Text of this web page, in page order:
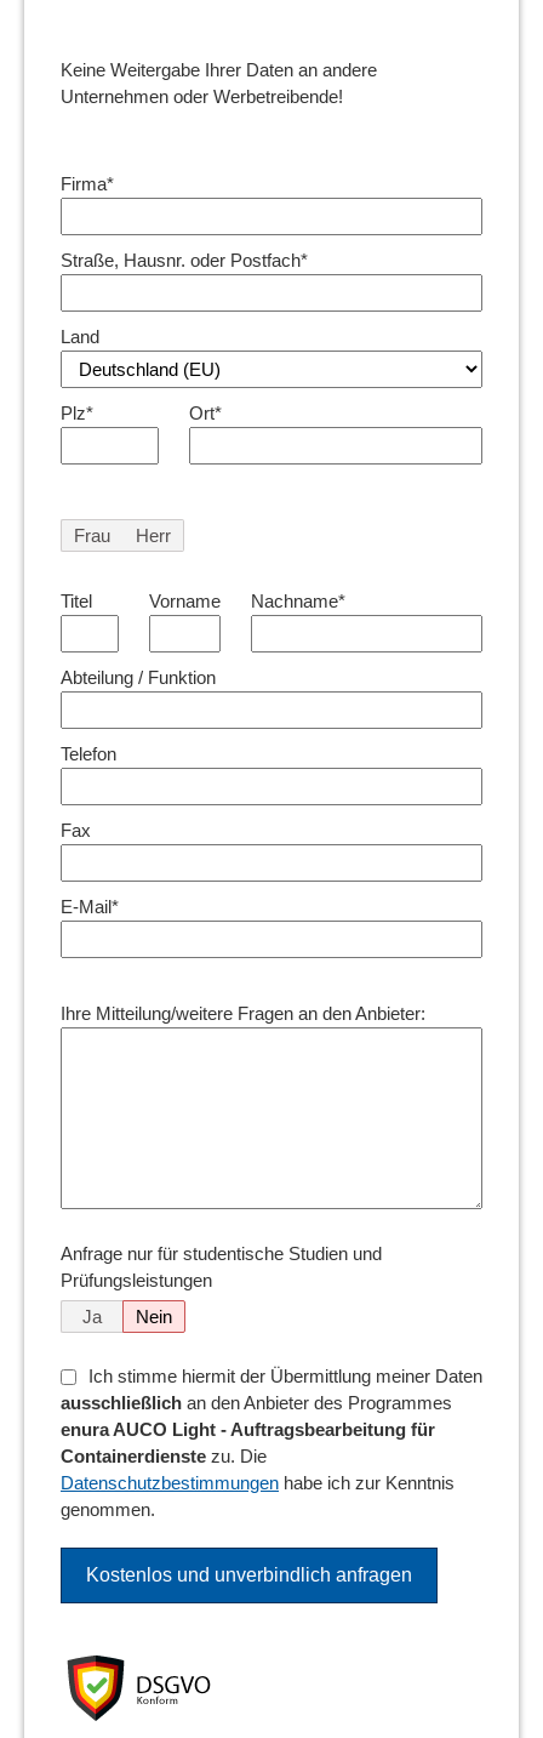
Keine Weitergabe Ihrer Daten an andere
Unternehmen oder Werbetreibende!
Firma*
Straße, Hausnr. oder Postfach*
Land
Plz* Ort*
Frau Herr
Titel Vorname Nachname*
Abteilung / Funktion
Telefon
Fax
E-Mail*
Ihre Mitteilung/weitere Fragen an den Anbieter:
Anfrage nur für studentische Studien und
Prüfungsleistungen
Ja
Nein
Ich stimme hiermit der Übermittlung meiner Daten
ausschließlich an den Anbieter des Programmes
enura AUCO Light - Auftragsbearbeitung für
Containerdienste zu. Die
Datenschutzbestimmungen habe ich zur Kenntnis
genommen.